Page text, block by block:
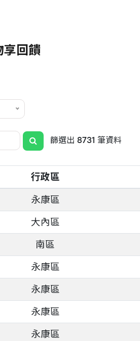
回饋
篩選出 8731 筆資料
行政區
永康區
大內區
南區
永康區
永康區
永康區
永康區